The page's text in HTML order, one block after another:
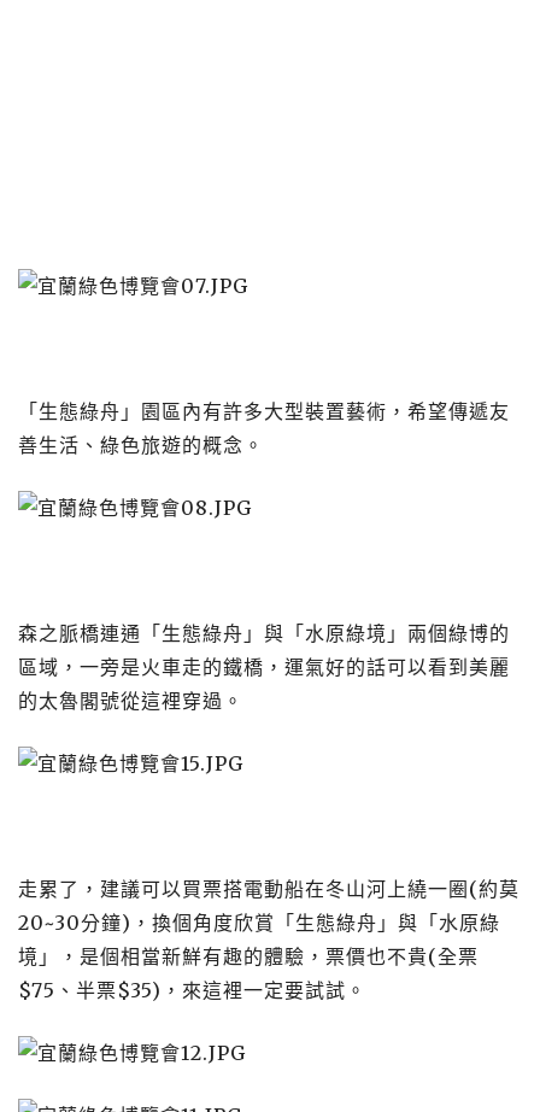
「生態綠舟」園區內有許多大型裝置藝術，希望傳遞友
善生活、綠色旅遊的概念。
森之脈橋連通「生態綠舟」與「水原綠境」兩個綠博的
區域，一旁是火車走的鐵橋，運氣好的話可以看到美麗
的太魯閣號從這裡穿過。
走累了，建議可以買票搭電動船在冬山河上繞一圈(約莫
20~30分鐘)，換個角度欣賞「生態綠舟」與「水原綠
境」，是個相當新鮮有趣的體驗，票價也不貴(全票
$75、半票$35)，來這裡一定要試試。